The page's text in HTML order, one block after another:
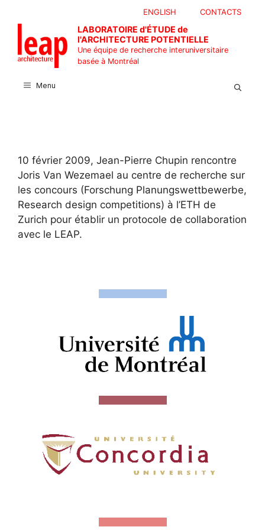
contenu
CONTACTS
ENGLISH
LABORATOIRE d'ÉTUDE de
l'ARCHITECTURE POTENTIELLE
Une équipe de recherche interuniversitaire
basée à Montréal
Menu
10 février 2009, Jean-Pierre Chupin rencontre
Joris Van Wezemael au centre de recherche sur
les concours (Forschung Planungswettbewerbe,
Research design competitions) à l’ETH de
Zurich pour établir un protocole de collaboration
avec le LEAP.